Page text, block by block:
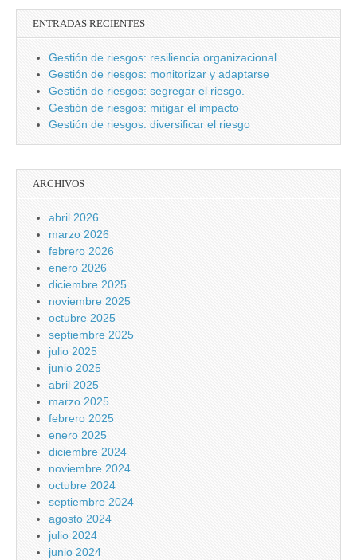
ENTRADAS RECIENTES
Gestión de riesgos: resiliencia organizacional
Gestión de riesgos: monitorizar y adaptarse
Gestión de riesgos: segregar el riesgo.
Gestión de riesgos: mitigar el impacto
Gestión de riesgos: diversificar el riesgo
ARCHIVOS
abril 2026
marzo 2026
febrero 2026
enero 2026
diciembre 2025
noviembre 2025
octubre 2025
septiembre 2025
julio 2025
junio 2025
abril 2025
marzo 2025
febrero 2025
enero 2025
diciembre 2024
noviembre 2024
octubre 2024
septiembre 2024
agosto 2024
julio 2024
junio 2024